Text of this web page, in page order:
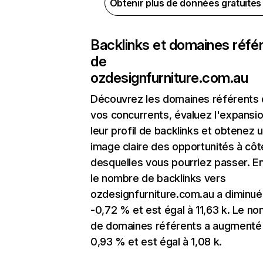
Obtenir plus de données
Backlinks et domaines
de
ozdesignfurniture.com.au
Découvrez les domaines référents
vos concurrents, évaluez
leur profil de backlinks et obtenez
image claire des opportunités à
desquelles vous pourriez passer.
le nombre de backlinks vers
ozdesignfurniture.com.au a
-0,72 % et est égal à 11,63 k. Le
de domaines référents a
0,93 % et est égal à 1,08 k.